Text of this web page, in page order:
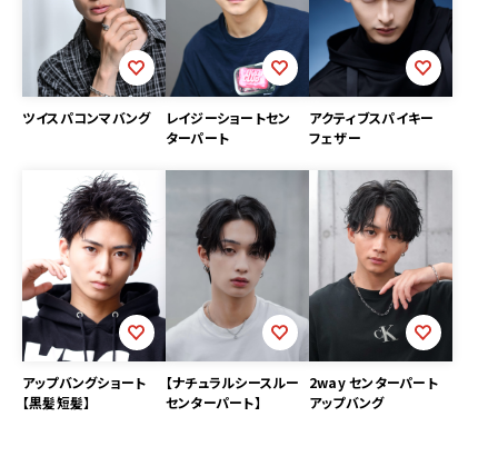
ツイスパコンマバング
レイジーショートセン
ターパート
アクティブスパイキー
フェザー
アップバングショート
【黒髪短髪】
【ナチュラルシースルー
センターパート】
2way センターパート
アップバング